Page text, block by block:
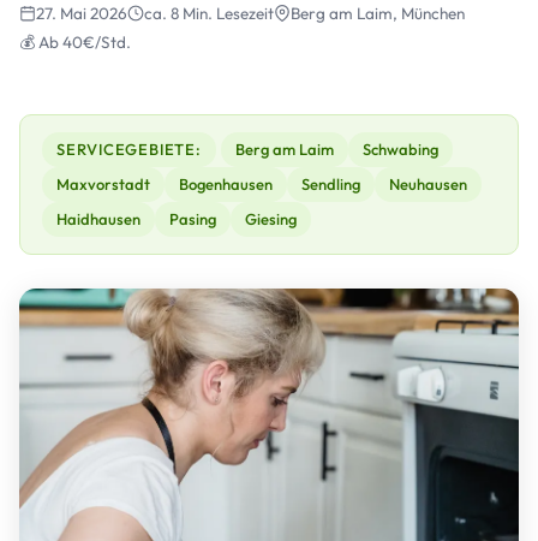
27. Mai 2026 ca. 8 Min. Lesezeit
Berg am Laim, München
💰 Ab 40€/Std.
SERVICEGEBIETE: Berg am Laim
Schwabing
Maxvorstadt
Bogenhausen Sendling
Neuhausen
Haidhausen
Pasing Giesing